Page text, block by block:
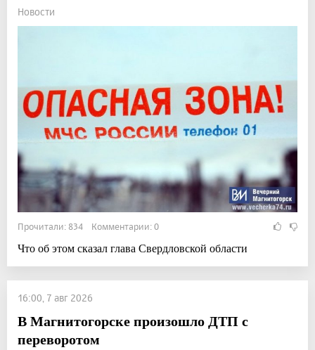
Новости
Прочитали: 834 Комментарии: 0
Что об этом сказал глава Свердловской области
16:00, 7 авг 2026
В Магнитогорске произошло ДТП с
переворотом